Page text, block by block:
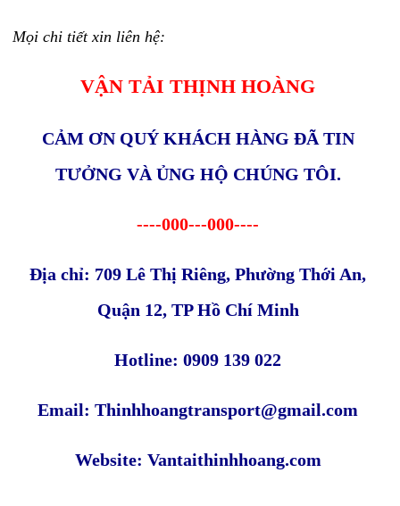
Mọi chi tiết xin liên hệ:
VẬN TẢI THỊNH HOÀNG
CẢM ƠN QUÝ KHÁCH HÀNG ĐÃ TIN
TƯỞNG VÀ ỦNG HỘ CHÚNG TÔI.
----000---000----
Địa chỉ: 709 Lê Thị Riêng, Phường Thới An,
Quận 12, TP Hồ Chí Minh
Hotline: 0909 139 022
Email: Thinhhoangtransport@gmail.com
Website: Vantaithinhhoang.com